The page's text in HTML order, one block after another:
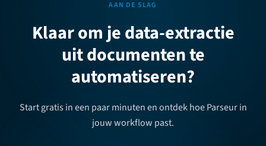
AAN DE SLAG
Klaar om je data-extractie
uit documenten te
automatiseren?
Start gratis in een paar minuten en ontdek hoe Parseur in
jouw workflow past.